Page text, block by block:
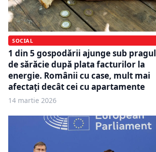
SOCIAL
1 din 5 gospodării ajunge sub pragul
de sărăcie după plata facturilor la
energie. Românii cu case, mult mai
afectați decât cei cu apartamente
14 martie 2026